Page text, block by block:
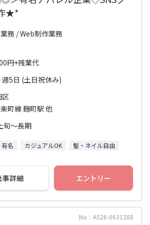
★*
務 / Web制作業務
円+残業代
5日 (土日祝休み)
区
町線 麹町駅 他
旬～長期
名 カジュアルOK 髪・ネイル自由
事詳細 エントリー
No：AS26-0631288